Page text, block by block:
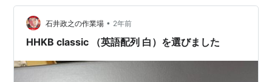
されていたら、 もっとThinkPadファンが増えている、と
思いました。 Ca…
石井政之の作業場 • 2年前
HHKB classic （英語配列 白）を選びました